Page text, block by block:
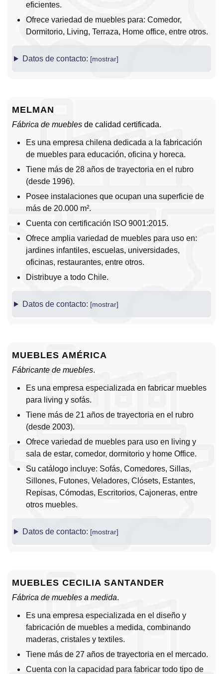
eficientes.
Ofrece variedad de muebles para: Comedor,
Dormitorio, Living, Terraza, Home office, entre otros.
Datos de contacto:
MELMAN
Fábrica de muebles de calidad certificada.
Es una empresa chilena dedicada a la fabricación
de muebles para educación, oficina y horeca.
Tiene más de 28 años de trayectoria en el rubro
(desde 1996).
Posee instalaciones que ocupan una superficie de
más de 20.000 m².
Cuenta con certificación ISO 9001:2015.
Ofrece amplia variedad de muebles para uso en:
jardines infantiles, escuelas, universidades,
oficinas, restaurantes, entre otros.
Distribuye a todo Chile.
Datos de contacto:
MUEBLES AMÉRICA
Fábricante de muebles.
Es una empresa especializada en fabricar muebles
para living y sofás.
Tiene más de 21 años de trayectoria en el rubro
(desde 2003).
Ofrece variedad de muebles para uso en living y
sala de estar, comedor, dormitorio y home Office.
Su catálogo incluye: Sofás, Comedores, Sillas,
Sillones, Futones, Veladores, Clósets, Estantes,
Repisas, Cómodas, Escritorios, Cajoneras, entre
otros muebles.
Datos de contacto:
MUEBLES CECILIA SANTANDER
Fábrica de muebles a medida.
Es una empresa especializada en el diseño y
fabricación de muebles a medida, combinando
maderas, cristales y textiles.
Tiene más de 27 años de trayectoria en el mercado.
Cuenta con la capacidad para fabricar todo tipo de